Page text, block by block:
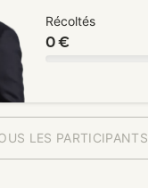
Récoltés
0 €
LES PARTICIPANTS